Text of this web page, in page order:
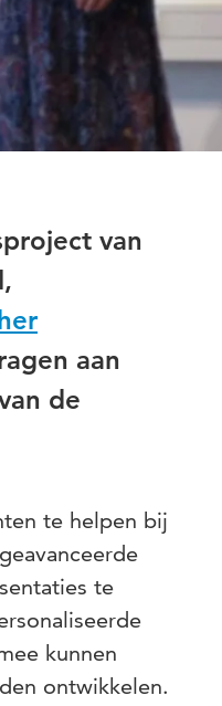
van
aan
de
te helpen bij
te
kunnen
ontwikkelen.